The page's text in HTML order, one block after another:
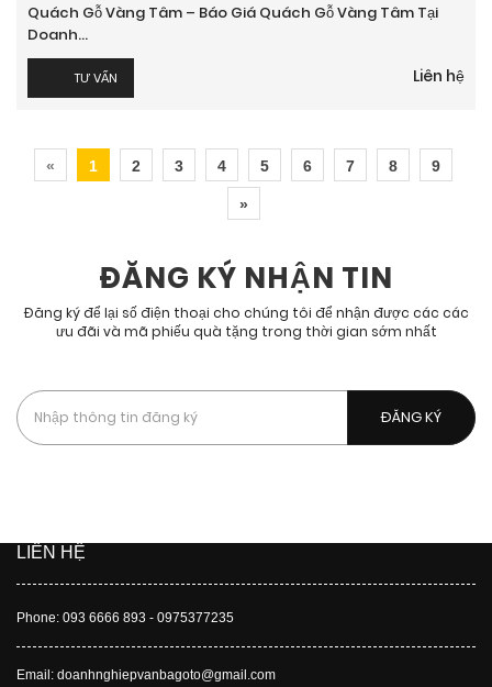
Quách Gỗ Vàng Tâm – Báo Giá Quách Gỗ Vàng Tâm Tại
Doanh...
TƯ VẤN Liên hệ
« 1 2 3 4 5 6 7 8 9
»
ĐĂNG KÝ NHẬN TIN
Đăng ký để lại số điện thoại cho chúng tôi để nhận được các các
ưu đãi và mã phiếu quà tặng trong thời gian sớm nhất
LIÊN HỆ
Phone: 093 6666 893 - 0975377235
Email: doanhnghiepvanbagoto@gmail.com